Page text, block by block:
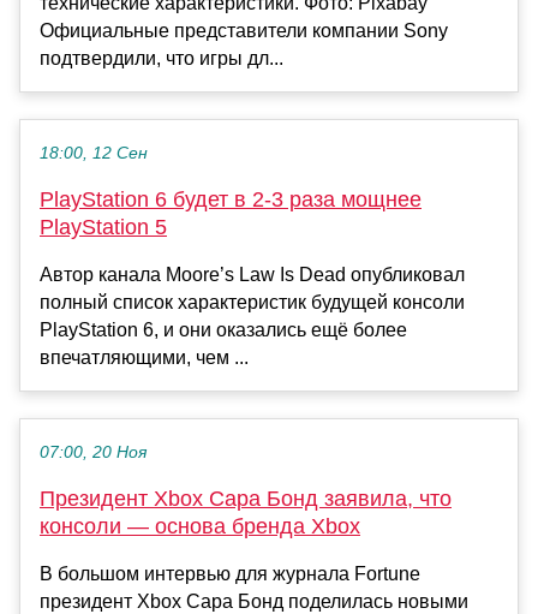
Официальные представители компании Sony
подтвердили, что игры дл...
18:00, 12 Сен
PlayStation 6 будет в 2-3 раза мощнее
PlayStation 5
Автор канала Moore’s Law Is Dead опубликовал
полный список характеристик будущей консоли
PlayStation 6, и они оказались ещё более
впечатляющими, чем ...
07:00, 20 Ноя
Президент Xbox Сара Бонд заявила, что
консоли — основа бренда Xbox
В большом интервью для журнала Fortune
президент Xbox Сара Бонд поделилась новыми